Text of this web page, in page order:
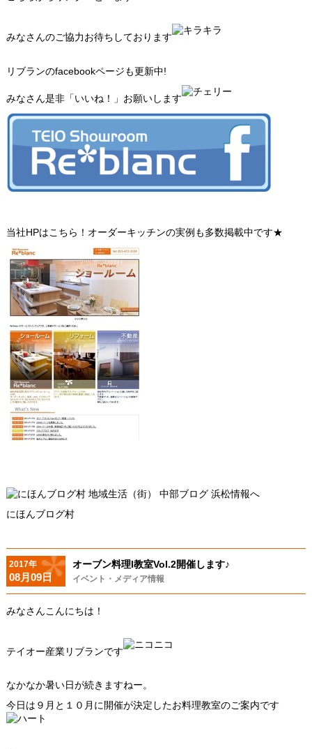
みなさんのご協力お待ちしております
リブランのfacebookページも更新中!
みなさん是非「いいね！」お願いします
当社HPはこちら！オーダーキッチンの実例も多数掲載中です★
にほんブログ村
2017年
08月09日
オーブン料理l教室Vol.2開催します♪
イベント・メディア情報
みなさんこんにちは！
テイオー産業リブランです
なかなか暑い日が続きますねー。
今日は９月と１０月に開催が決定したお料理教室のご案内です